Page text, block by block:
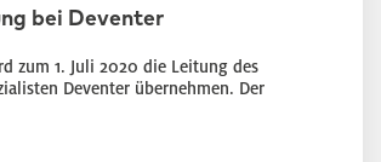
bei Deventer
zum 1. Juli 2020 die Leitung des
Deventer übernehmen. Der